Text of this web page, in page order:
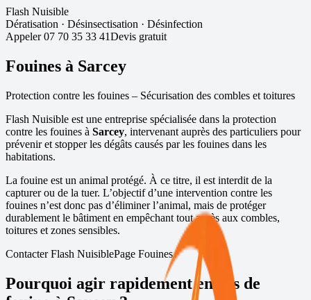
Flash Nuisible
Dératisation · Désinsectisation · Désinfection
Appeler 07 70 35 33 41Devis gratuit
Fouines à Sarcey
Protection contre les fouines – Sécurisation des combles et toitures
Flash Nuisible est une entreprise spécialisée dans la protection
contre les fouines à Sarcey, intervenant auprès des particuliers pour
prévenir et stopper les dégâts causés par les fouines dans les
habitations.
La fouine est un animal protégé. À ce titre, il est interdit de la
capturer ou de la tuer. L’objectif d’une intervention contre les
fouines n’est donc pas d’éliminer l’animal, mais de protéger
durablement le bâtiment en empêchant tout accès aux combles,
toitures et zones sensibles.
Contacter Flash NuisiblePage Fouines
Pourquoi agir rapidement en cas de